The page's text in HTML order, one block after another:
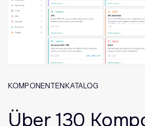
KOMPONENTENKATALOG
Über 130